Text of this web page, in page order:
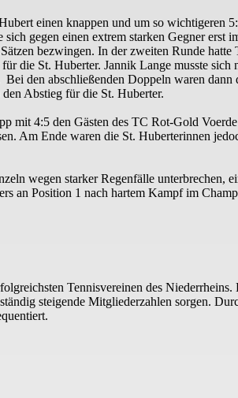
einen knappen und um so wichtigeren
gegen einen extrem starken Gegner
bezwingen. In der zweiten Runde
die St. Huberter. Jannik Lange musste
den abschließenden Doppeln waren
Abstieg für die St. Huberter.
mit 4:5 den Gästen des TC Rot-Gold
Am Ende waren die St. Huberterinnen
wegen starker Regenfälle unterbrechen,
an Position 1 nach hartem Kampf im
Tennisvereinen des
steigende Mitgliederzahlen sorgen.